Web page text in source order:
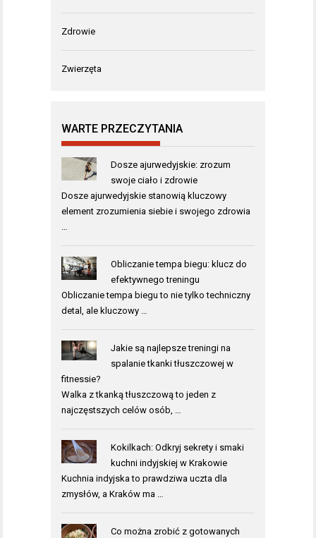
Zdrowie
Zwierzęta
WARTE PRZECZYTANIA
Dosze ajurwedyjskie: zrozum
swoje ciało i zdrowie
Dosze ajurwedyjskie stanowią kluczowy
element zrozumienia siebie i swojego zdrowia
…
Obliczanie tempa biegu: klucz do
efektywnego treningu
Obliczanie tempa biegu to nie tylko techniczny
detal, ale kluczowy …
Jakie są najlepsze treningi na
spalanie tkanki tłuszczowej w
fitnessie?
Walka z tkanką tłuszczową to jeden z
najczęstszych celów osób, …
Kokilkach: Odkryj sekrety i smaki
kuchni indyjskiej w Krakowie
Kuchnia indyjska to prawdziwa uczta dla
zmysłów, a Kraków ma …
Co można zrobić z gotowanych